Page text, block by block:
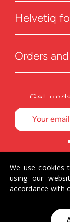
Helvetiq
Orders
Get
© 2026
We use cookies
using our
accordance with